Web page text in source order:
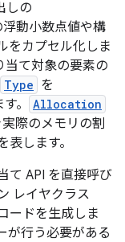
しの
動小数点値や構
をカプセル化しま
当て対象の要素の
Type を
。 Allocation
際のメモリの割
します。
て API を直接呼び
レイヤクラス
ードを生成しま
が行う必要がある